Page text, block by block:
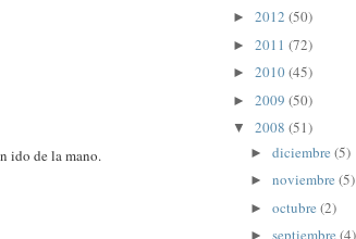
ido de la mano.
► 2012 (50)
► 2011 (72)
► 2010(45)
► 2009 (50)
▼ 2008 (51)
► diciembre (5)
► noviembre (5)
► octubre (2)
► septiembre (4)